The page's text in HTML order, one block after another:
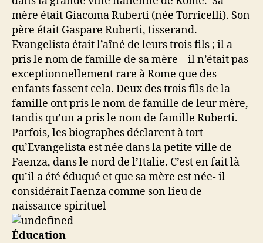
mère était Giacoma Ruberti (née Torricelli). Son
père était Gaspare Ruberti, tisserand.
Evangelista était l’aîné de leurs trois fils ; il a
pris le nom de famille de sa mère – il n’était pas
exceptionnellement rare à Rome que des
enfants fassent cela. Deux des trois fils de la
famille ont pris le nom de famille de leur mère,
tandis qu’un a pris le nom de famille Ruberti.
Parfois, les biographes déclarent à tort
qu’Evangelista est née dans la petite ville de
Faenza, dans le nord de l’Italie. C’est en fait là
qu’il a été éduqué et que sa mère est née- il
considérait Faenza comme son lieu de
naissance spirituel
Éducation